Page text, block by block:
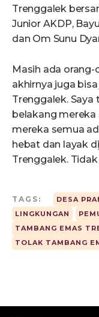
Trenggalek
Junior AKDP,
dan Om Sunu
Masih ada orang-
akhirnya juga
Trenggalek.
belakang mereka
mereka semua
hebat dan layak
Trenggalek.
TAGS: DESA
LINGKUNGAN
TAMBANG EMAS
TOLAK TAMBANG